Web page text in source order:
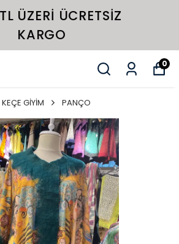
ÜZERI ÜCRETSIZ
KARGO
0
KEÇE GİYİM PANÇO